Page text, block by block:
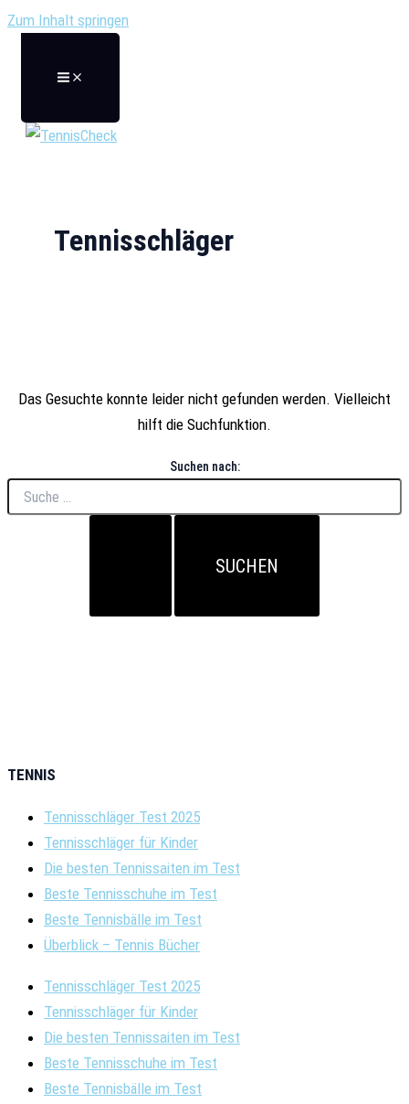
Zum Inhalt springen
Tennisschläger
Das Gesuchte konnte leider nicht gefunden werden. Vielleicht
hilft die Suchfunktion.
Suchen nach:
TENNIS
Tennisschläger Test 2025
Tennisschläger für Kinder
Die besten Tennissaiten im Test
Beste Tennisschuhe im Test
Beste Tennisbälle im Test
Überblick – Tennis Bücher
Tennisschläger Test 2025
Tennisschläger für Kinder
Die besten Tennissaiten im Test
Beste Tennisschuhe im Test
Beste Tennisbälle im Test